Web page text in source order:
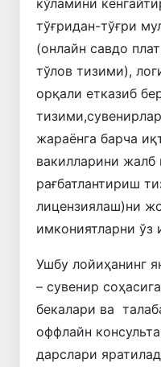
тўғридан-тўғри
(онлайн савдо
тўлов тизими),
орқали етказиб
жараёнга барча
вакилларини жалб
рағбатлантириш
лицензиялаш)ни
имкониятларни ўз
Ушбу лойиҳанинг
– сувенир
бекалари ва
оффлайн
дарслари